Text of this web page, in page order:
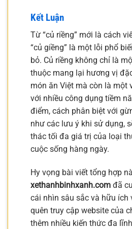
Kết Luận
Từ “củ riềng” mới là cách
“củ giềng” là một lỗi phổ
bỏ. Củ riềng không chỉ là
thuộc mang lại hương vị
món ăn Việt mà còn là một
với nhiều công dụng tiềm
điểm, cách phân biệt với
như các lưu ý khi sử dụng,
thác tối đa giá trị của loại
cuộc sống hàng ngày.
Hy vọng bài viết tổng hợp
xethanhbinhxanh.com đã
cái nhìn sâu sắc và hữu ích
quên truy cập website của
thêm nhiều kiến thức đa